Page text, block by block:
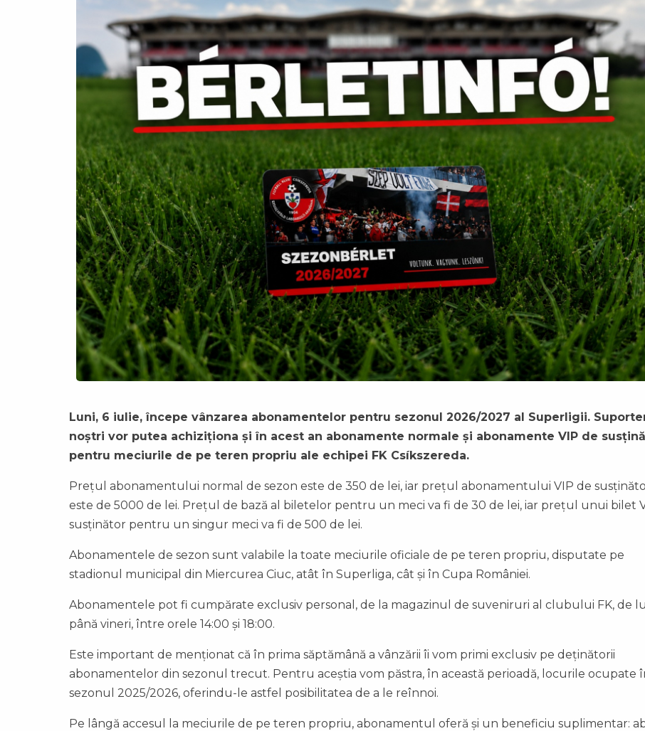
Luni, 6 iulie, începe vânzarea abonamentelor pentru sezonul 2026/2027 al Superligii.
noștri vor putea achiziționa și în acest an abonamente normale și abonamente VIP de
pentru meciurile de pe teren propriu ale echipei FK Csíkszereda.
Prețul abonamentului normal de sezon este de 350 de lei, iar prețul abonamentului VIP de
este de 5000 de lei. Prețul de bază al biletelor pentru un meci va fi de 30 de lei, iar prețul unui bilet
susținător pentru un singur meci va fi de 500 de lei.
Abonamentele de sezon sunt valabile la toate meciurile oficiale de pe teren propriu, disputate pe
stadionul municipal din Miercurea Ciuc, atât în Superliga, cât și în Cupa României.
Abonamentele pot fi cumpărate exclusiv personal, de la magazinul de suveniruri al clubului FK, de
până vineri, între orele 14:00 și 18:00.
Este important de menționat că în prima săptămână a vânzării îi vom primi exclusiv pe deținătorii
abonamentelor din sezonul trecut. Pentru aceștia vom păstra, în această perioadă, locurile ocupate
sezonul 2025/2026, oferindu-le astfel posibilitatea de a le reînnoi.
Pe lângă accesul la meciurile de pe teren propriu, abonamentul oferă și un beneficiu suplimentar: